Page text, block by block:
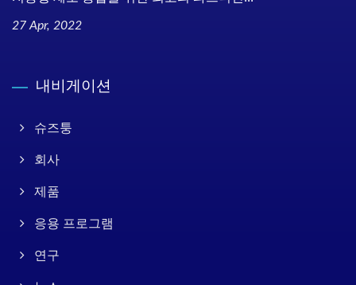
27 Apr, 2022
내비게이션
슈즈퉁
회사
제품
응용 프로그램
연구